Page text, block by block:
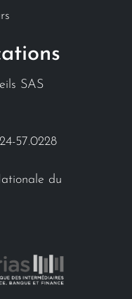
SAS
57.0228
du